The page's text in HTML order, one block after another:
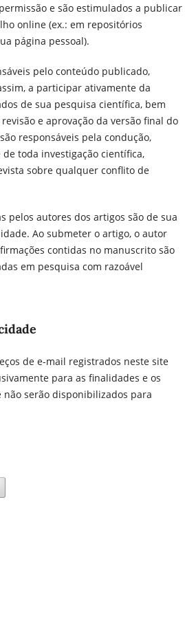
e são estimulados a publicar
online (ex.: em repositórios
página pessoal).
pelo conteúdo publicado,
a participar ativamente da
de sua pesquisa científica, bem
e aprovação da versão final do
responsáveis pela condução,
toda investigação científica,
sobre qualquer conflito de
pelos autores dos artigos são de sua
Ao submeter o artigo, o autor
contidas no manuscrito são
em pesquisa com razoável
de e-mail registrados neste site
para as finalidades e os
não serão disponibilizados para